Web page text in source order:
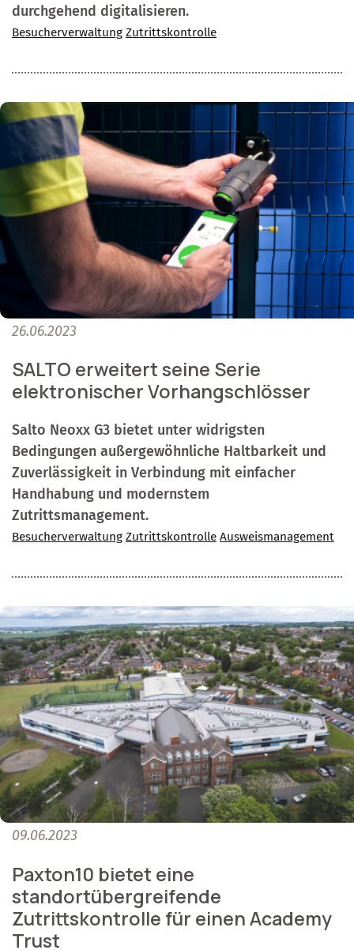
durchgehend digitalisieren.
Besucherverwaltung Zutrittskontrolle
26.06.2023
SALTO erweitert seine Serie
elektronischer Vorhangschlösser
Salto Neoxx G3 bietet unter widrigsten
Bedingungen außergewöhnliche Haltbarkeit und
Zuverlässigkeit in Verbindung mit einfacher
Handhabung und modernstem
Zutrittsmanagement.
Besucherverwaltung Zutrittskontrolle Ausweismanagement
09.06.2023
Paxton10 bietet eine
standortübergreifende
Zutrittskontrolle für einen Academy
Trust